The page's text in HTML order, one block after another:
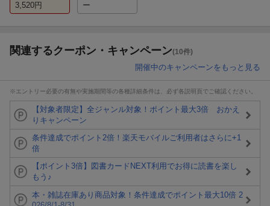
3,520円
ー
関連するクーポン・キャンペーン(10件)
開催中のキャンペーンをもっと見る
※エントリー必要の有無や実施期間等の各種詳細条件は、必ず各説明頁でご確認ください。
【対象者限定】全ジャンル対象！ポイント最大3倍 おかえ
りキャンペーン
条件達成でポイント2倍！楽天モバイルご利用者はさらに+1
倍
【ポイント3倍】図書カードNEXT利用でお得に読書を楽し
もう♪
本・雑誌在庫あり商品対象！条件達成でポイント最大10倍 2